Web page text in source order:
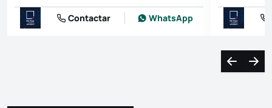
Contactar WhatsApp